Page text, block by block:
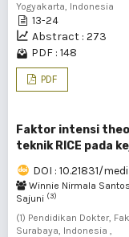
Yogyakarta, Indonesia
13-24
Abstract : 273
PDF : 148
PDF
Faktor intensi
teknik RICE pada
DOI : 10.21831/
Winnie Nirmala
Sajuni (3)
(1) Pendidikan Dokter,
Surabaya, Indonesia ,